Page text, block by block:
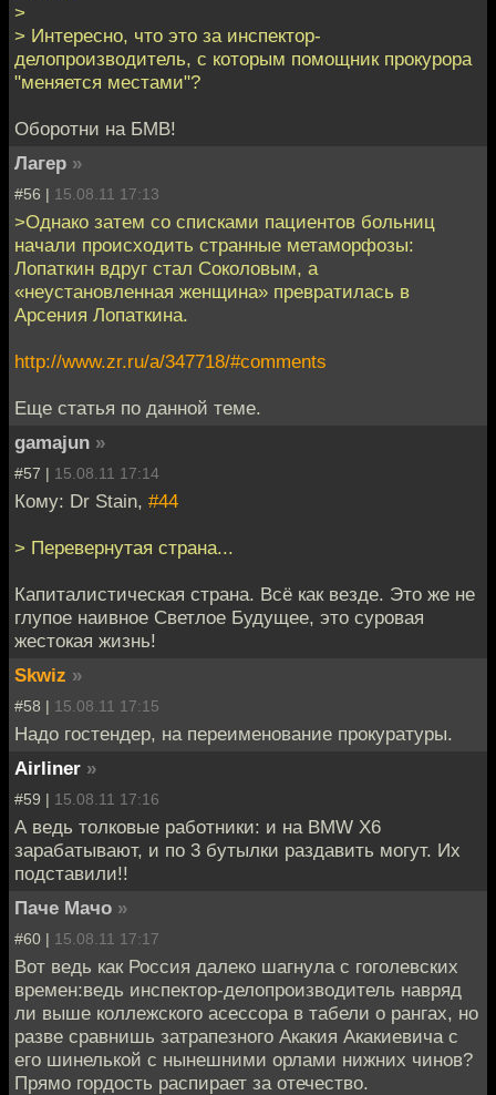
>
> Интересно, что это за инспектор-
делопроизводитель, с которым помощник прокурора
"меняется местами"?
Оборотни на БМВ!
Лагер »
#56 | 15.08.11 17:13
>Однако затем со списками пациентов больниц
начали происходить странные метаморфозы:
Лопаткин вдруг стал Соколовым, а
«неустановленная женщина» превратилась в
Арсения Лопаткина.
http://www.zr.ru/a/347718/#comments
Еще статья по данной теме.
gamajun »
#57 | 15.08.11 17:14
Кому: Dr Stain, #44
> Перевернутая страна...
Капиталистическая страна. Всё как везде. Это же не
глупое наивное Светлое Будущее, это суровая
жестокая жизнь!
Skwiz »
#58 | 15.08.11 17:15
Надо гостендер, на переименование прокуратуры.
Airliner »
#59 | 15.08.11 17:16
А ведь толковые работники: и на BMW X6
зарабатывают, и по 3 бутылки раздавить могут. Их
подставили!!
Паче Мачо »
#60 | 15.08.11 17:17
Вот ведь как Россия далеко шагнула с гоголевских
времен:ведь инспектор-делопроизводитель навряд
ли выше коллежского асессора в табели о рангах, но
разве сравнишь затрапезного Акакия Акакиевича с
его шинелькой с нынешними орлами нижних чинов?
Прямо гордость распирает за отечество.